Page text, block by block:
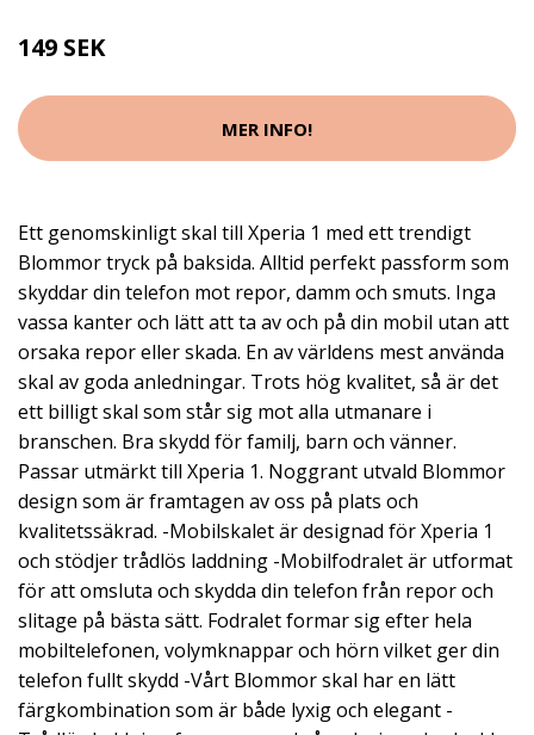
149 SEK
MER INFO!
Ett genomskinligt skal till Xperia 1 med ett trendigt
Blommor tryck på baksida. Alltid perfekt passform som
skyddar din telefon mot repor, damm och smuts. Inga
vassa kanter och lätt att ta av och på din mobil utan att
orsaka repor eller skada. En av världens mest använda
skal av goda anledningar. Trots hög kvalitet, så är det
ett billigt skal som står sig mot alla utmanare i
branschen. Bra skydd för familj, barn och vänner.
Passar utmärkt till Xperia 1. Noggrant utvald Blommor
design som är framtagen av oss på plats och
kvalitetssäkrad. -Mobilskalet är designad för Xperia 1
och stödjer trådlös laddning -Mobilfodralet är utformat
för att omsluta och skydda din telefon från repor och
slitage på bästa sätt. Fodralet formar sig efter hela
mobiltelefonen, volymknappar och hörn vilket ger din
telefon fullt skydd -Vårt Blommor skal har en lätt
färgkombination som är både lyxig och elegant -